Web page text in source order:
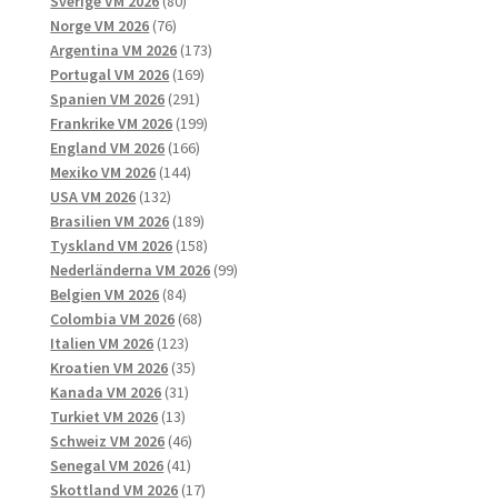
Norge VM 2026 7676
produkter
Argentina VM 2026 173173
Portugal VM 2026 169169
Spanien VM 2026 291291
produkter
Frankrike VM 2026 199199
England VM 2026 166166
Mexiko VM 2026 144144
USA VM 2026 132132
produkter
Brasilien VM 2026 189189
produkter
Tyskland VM 2026 158158
produkter
Nederländerna VM 2026 9999
Belgien VM 2026 8484
produkter
Colombia VM 2026 6868
Italien VM 2026 123123
produkter
Kroatien VM 2026 3535
Kanada VM 2026 3131
produkter
Turkiet VM 2026 1313
produkter
Schweiz VM 2026 4646
produkter
Senegal VM 2026 4141
produkter
Skottland VM 2026 1717